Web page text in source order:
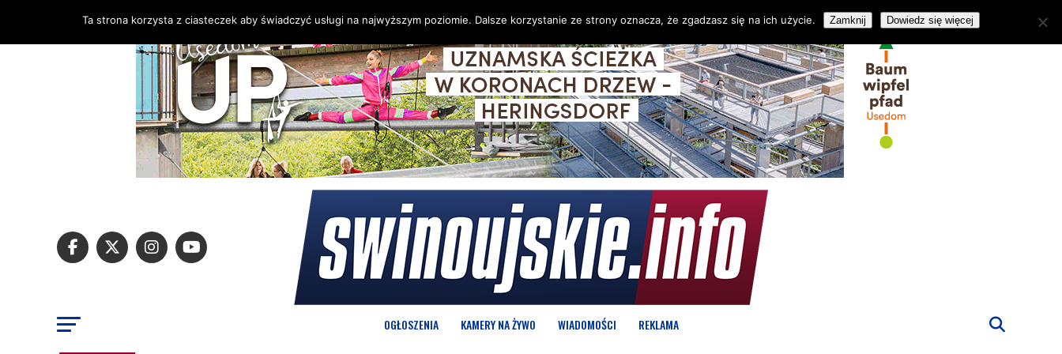
OGŁOSZENIA KAMERY NA ŻYWO WIADOMOŚCI REKLAMA
Ta strona korzysta z ciasteczek aby świadczyć usługi na najwyższym poziomie. Dalsze korzystanie ze strony oznacza, że zgadzasz się na ich użycie. Zamknij Dowiedz się więcej